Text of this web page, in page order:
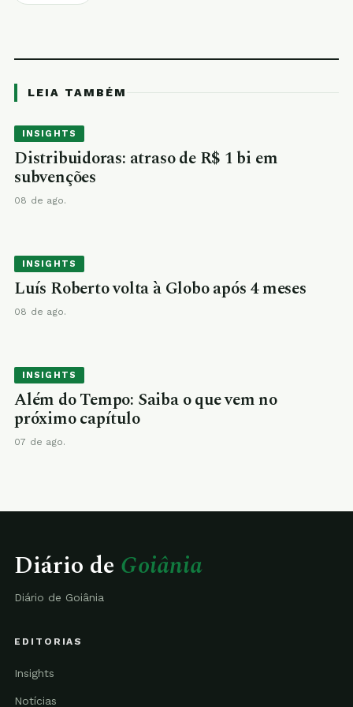
LEIA TAMBÉM
INSIGHTS
Distribuidoras: atraso de R$ 1 bi em
subvenções
08 de ago.
INSIGHTS
Luís Roberto volta à Globo após 4 meses
08 de ago.
INSIGHTS
Além do Tempo: Saiba o que vem no
próximo capítulo
07 de ago.
Diário de Goiânia
Diário de Goiânia
EDITORIAS
Insights
Notícias